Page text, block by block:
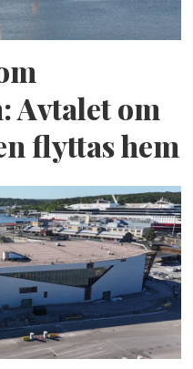
Avtalet om
flyttas hem